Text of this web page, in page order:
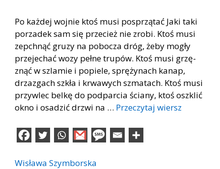
Po każ­dej woj­nie ktoś musi po­sprzą­tać Jaki taki
po­rza­dek sam się prze­cież nie zro­bi. Ktoś musi
ze­pchnąć gru­zy na po­bo­cza dróg, żeby mo­gły
prze­je­chać wozy peł­ne tru­pów. Ktoś musi grzę­
znąć w szla­mie i po­pie­le, sprę­ży­nach ka­nap,
drza­zgach szkła i krwa­wych szma­tach. Ktoś musi
przy­wlec bel­kę do pod­par­cia ścia­ny, ktoś oszklić
okno i osa­dzić drzwi na … Przeczytaj wiersz
Wisława Szymborska